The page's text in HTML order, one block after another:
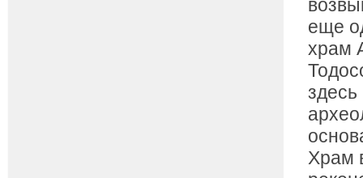
еще
храм
Храм